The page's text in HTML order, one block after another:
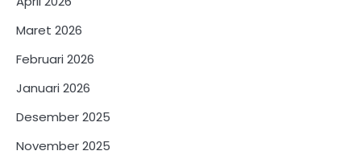
Maret 2026
Februari 2026
Januari 2026
Desember 2025
November 2025